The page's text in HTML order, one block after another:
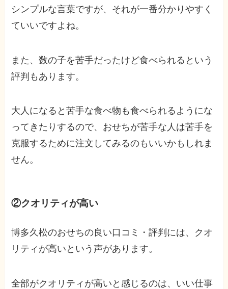
シンプルな言葉ですが、それが一番分かりやすく
ていいですよね。
また、数の子を苦手だったけど食べられるという
評判もあります。
大人になると苦手な食べ物も食べられるようにな
ってきたりするので、おせちが苦手な人は苦手を
克服するために注文してみるのもいいかもしれま
せん。
②クオリティが高い
博多久松のおせちの良い口コミ・評判には、クオ
リティが高いという声があります。
全部がクオリティが高いと感じるのは、いい仕事